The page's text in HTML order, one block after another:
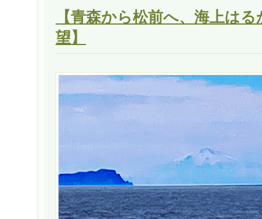
【青森から松前へ、海上は
望】